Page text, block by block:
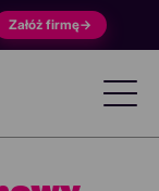
Załóż firmę→